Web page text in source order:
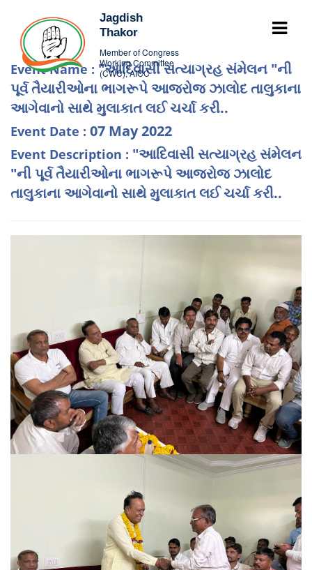
Jagdish
Thakor
Member of Congress
Working Committee
(CWC), AICC
Event Name : "આદિવાસી સત્યાગ્રહ સંમેલન "ની
પૂર્વ તૈયારીઓના ભાગરૂપે આજરોજ ઝાલોદ તાલુકાના
આગેવાનો સાથે મુલાકાત લઈ ચર્ચા કરી..
Event Date : 07 May 2022
Event Description : "આદિવાસી સત્યાગ્રહ સંમેલન
"ની પૂર્વ તૈયારીઓના ભાગરૂપે આજરોજ ઝાલોદ
તાલુકાના આગેવાનો સાથે મુલાકાત લઈ ચર્ચા કરી..